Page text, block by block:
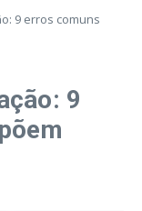
9 erros comuns
9